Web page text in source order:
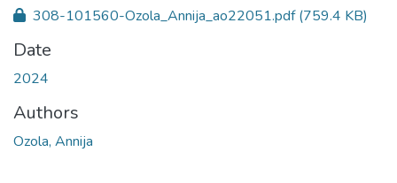
308-101560-Ozola_Annija_ao22051.pdf(759.4 KB)
Date
2024
Authors
Ozola, Annija